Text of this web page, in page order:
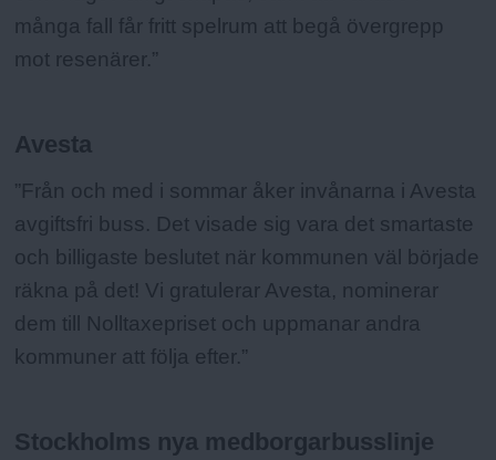
många fall får fritt spelrum att begå övergrepp
mot resenärer.”
Avesta
”Från och med i sommar åker invånarna i Avesta
avgiftsfri buss. Det visade sig vara det smartaste
och billigaste beslutet när kommunen väl började
räkna på det! Vi gratulerar Avesta, nominerar
dem till Nolltaxepriset och uppmanar andra
kommuner att följa efter.”
Stockholms nya medborgarbusslinje